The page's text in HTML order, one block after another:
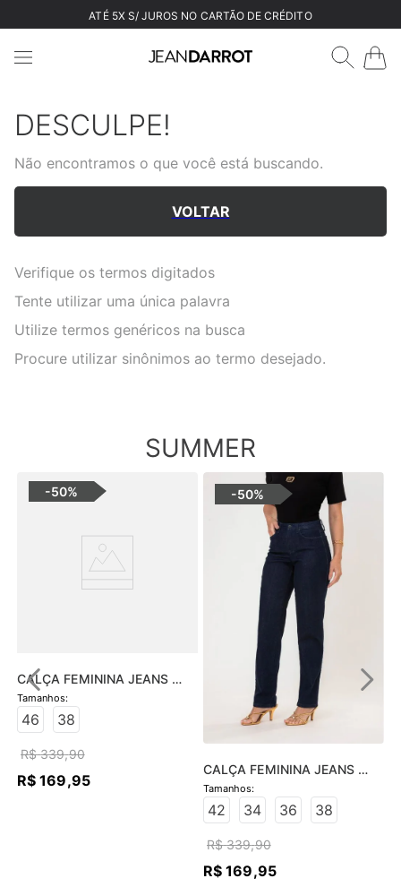
ATÉ 5X S/ JUROS NO CARTÃO DE CRÉDITO
DESCULPE!
Não encontramos o que você está buscando.
VOLTAR
Verifique os termos digitados
Tente utilizar uma única palavra
Utilize termos genéricos na busca
Procure utilizar sinônimos ao termo desejado.
SUMMER
-50%
CALÇA FEMININA JEANS
HOT PANTS SKINNY - JEANS
ESCURO
46 38
R$ 339,90
R$ 169,95
-50%
CALÇA FEMININA JEANS
SOFIA SKINNY - JEANS
ESCURO
42 34 36 38
R$ 339,90
R$ 169,95